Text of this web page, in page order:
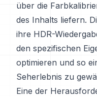
über die
des Inhalts liefern.
ihre HDR-
den spezifischen
optimieren und so
Seherlebnis zu
Eine der